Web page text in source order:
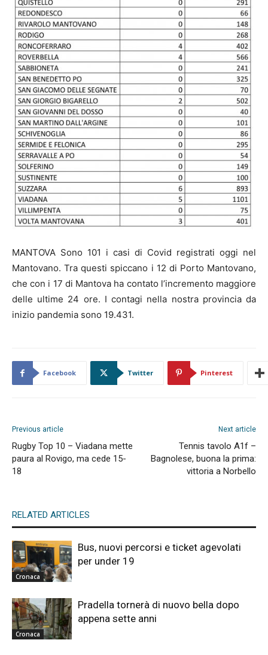
MANTOVA Sono 101 i casi di Covid registrati oggi nel
Mantovano. Tra questi spiccano i 12 di Porto Mantovano,
che con i 17 di Mantova ha contato l’incremento maggiore
delle ultime 24 ore. I contagi nella nostra provincia da
inizio pandemia sono 19.431.
Facebook Twitter Pinterest
Previous article
Rugby Top 10 – Viadana mette
paura al Rovigo, ma cede 15-
18
Next article
Tennis tavolo A1f –
Bagnolese, buona la prima:
vittoria a Norbello
RELATED ARTICLES
Cronaca
Bus, nuovi percorsi e ticket agevolati
per under 19
Cronaca
Pradella tornerà di nuovo bella dopo
appena sette anni